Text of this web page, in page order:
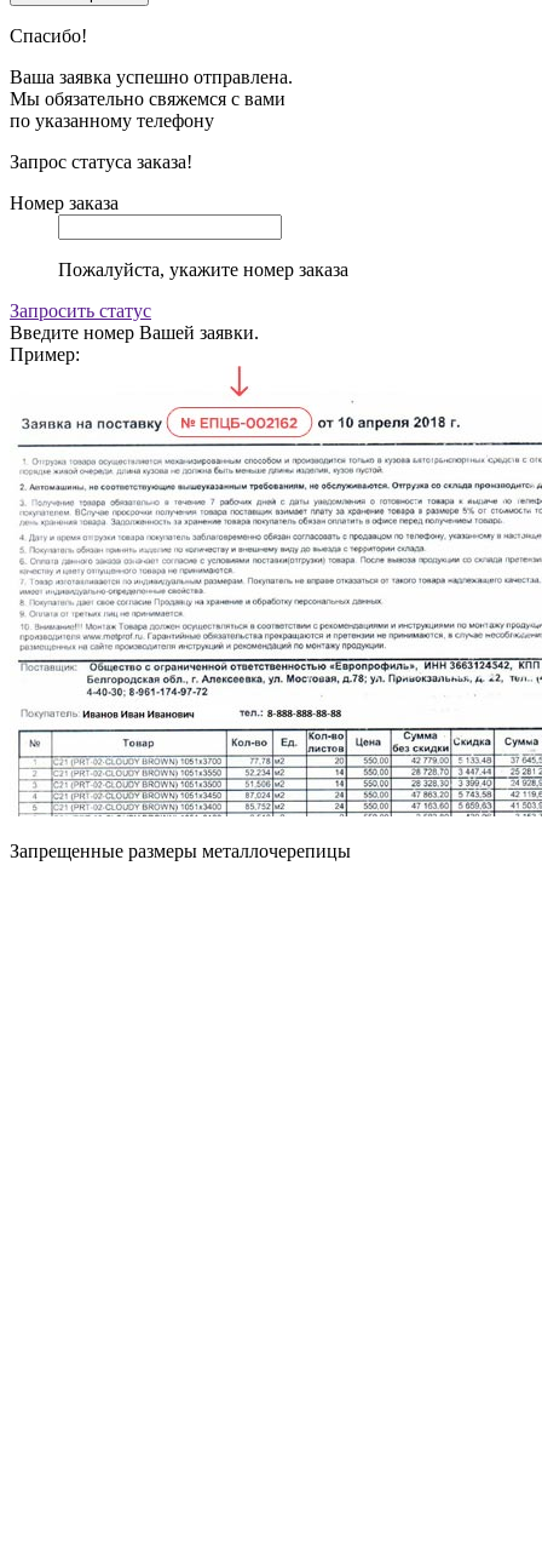
Спасибо!
Ваша заявка успешно отправлена.
Мы обязательно свяжемся с вами
по указанному телефону
Запрос статуса заказа!
Номер заказа
Пожалуйста, укажите номер заказа
Запросить статус
Введите номер Вашей заявки.
Пример:
Запрещенные размеры металлочерепицы